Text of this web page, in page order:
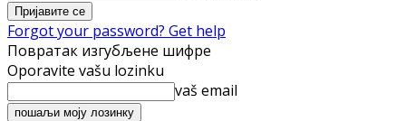
Forgot your password? Get help
Повратак изгубљене шифре
Oporavite vašu lozinku
vaš email